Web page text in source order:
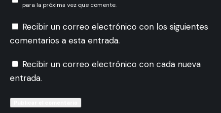
para la próxima vez que comente.
Recibir un correo electrónico con los siguientes
comentarios a esta entrada.
Recibir un correo electrónico con cada nueva
entrada.